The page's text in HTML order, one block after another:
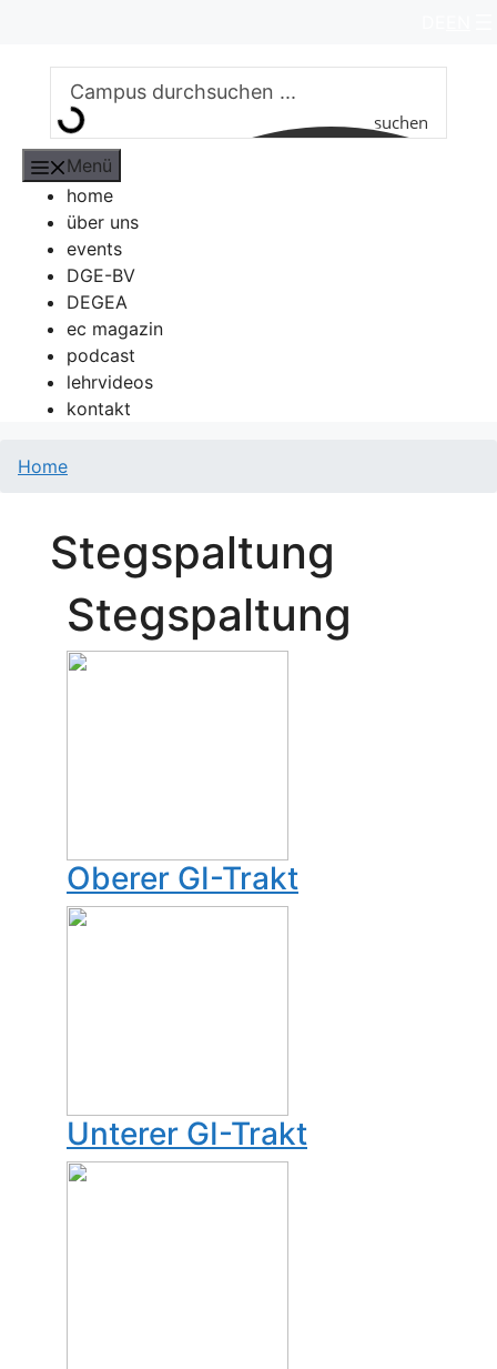
springen
suchen
Menü
home
über uns
events
DGE-BV
DEGEA
ec magazin
podcast
lehrvideos
kontakt
Home
Stegspaltung
Stegspaltung
Oberer GI-Trakt
Unterer GI-Trakt